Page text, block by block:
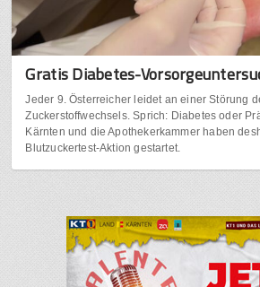
Gratis Diabetes-
Jeder 9. Österreicher leidet an einer Störung
Zuckerstoffwechsels. Sprich: Diabetes oder
Kärnten und die Apothekerkammer haben
Blutzuckertest-Aktion gestartet.